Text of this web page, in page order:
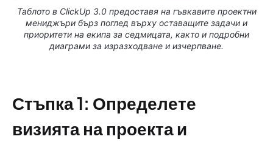
Таблото в ClickUp 3.0 предоставя на гъвкавите проектни
мениджъри бърз поглед върху оставащите задачи и
приоритети на екипа за седмицата, както и подробни
диаграми за изразходване и изчерпване.
Стъпка 1: Определете
визията на проекта и